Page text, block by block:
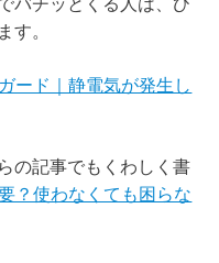
。
ード｜静電気が発生し
の記事でもくわしく書
？使わなくても困らな